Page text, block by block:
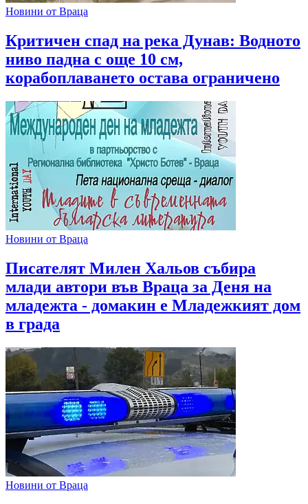
Новини от Враца
Критичен спад на река Дунав: Водното
ниво падна с още 10 см,
корабоплаването остава ограничено
Новини от Враца
Писателят Милен Хальов събира
млади автори във Враца за Деня на
младежта - домакин е Младежкият дом
в града
Новини от Враца